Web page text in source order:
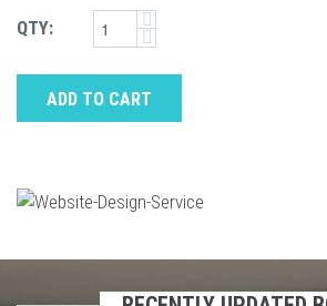
QTY:
ADD TO CART